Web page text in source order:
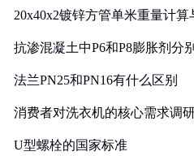
20x40x2镀锌方管单米重量计算
抗渗混凝土中P6和P8膨胀剂分
法兰PN25和PN16有什么区别
消费者对洗衣机的核心需求调
U型螺栓的国家标准